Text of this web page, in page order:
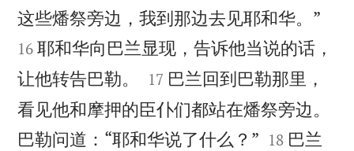
这些燔祭旁边，我到那边去见耶和华。”
16 耶和华向巴兰显现，告诉他当说的话，
让他转告巴勒。


17 巴兰回到巴勒那里，
看见他和摩押的臣仆们都站在燔祭旁边。
巴勒问道：“耶和华说了什么？” 

18 巴兰